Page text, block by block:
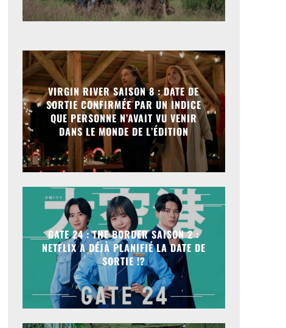
VIRGIN RIVER SAISON 8 : DATE DE
SORTIE CONFIRMÉE PAR UN INDICE
QUE PERSONNE N’AVAIT VU VENIR
DANS LE MONDE DE L’ÉDITION
GATE 24 : THE BORDER SAISON 2 :
NETFLIX A DÉJÀ PLANIFIÉ LA DATE DE
SORTIE !?